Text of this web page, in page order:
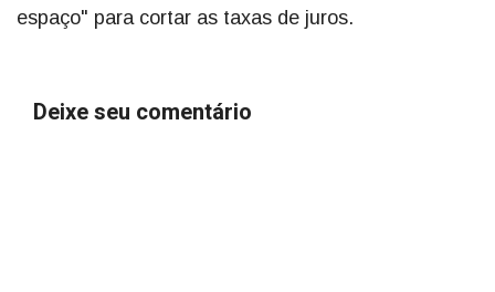
espaço" para cortar as taxas de juros.
Deixe seu comentário